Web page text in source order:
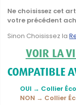
Ne choisissez cet
votre précédent
Sinon Choisissez la
VOIR LA
COMPATIBLE
OUI → Collier
NON → Collier